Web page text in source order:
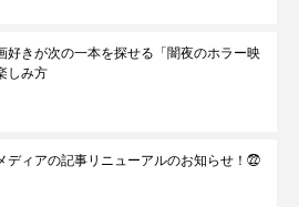
好きが次の一本を探せる「闇夜のホラー映
しみ方
ディアの記事リニューアルのお知らせ！㉒